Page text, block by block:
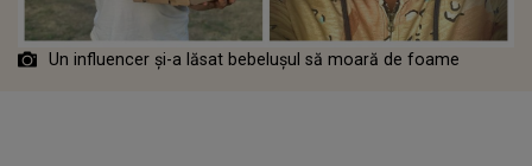
Un influencer și-a lăsat bebelușul să moară de foame